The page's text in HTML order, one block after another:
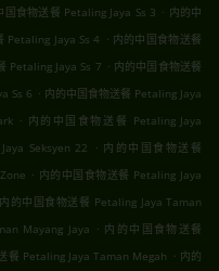
国食物送餐 Petaling Jaya Ss 3 . 内的中
Petaling Jaya Ss 4 . 内的中国食物送餐
Petaling Jaya Ss 7 . 内的中国食物送餐
Ss 6 . 内的中国食物送餐 Petaling Jaya
. 内的中国食物送餐 Petaling Jaya
Seksyen 22 . 内的中国食物送餐
. 内的中国食物送餐 Petaling Jaya
内的中国食物送餐 Petaling Jaya Taman
Mayang Jaya . 内的中国食物送餐
餐 Petaling Jaya Taman Megah . 内的